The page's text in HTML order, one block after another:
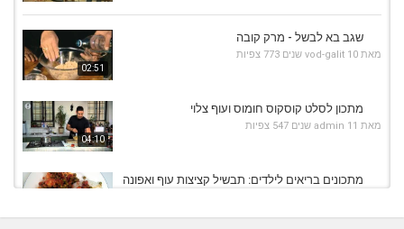
02:51
שגב בא לבשל - מרק קובה
מאת vod-galit 10 שנים 773 צפיות
04:10
מתכון לסלט קוסקוס חומוס ועוף צלוי
מאת admin 11 שנים 547 צפיות
מתכונים בריאים לילדים: תבשיל קציצות עוף ואפונה